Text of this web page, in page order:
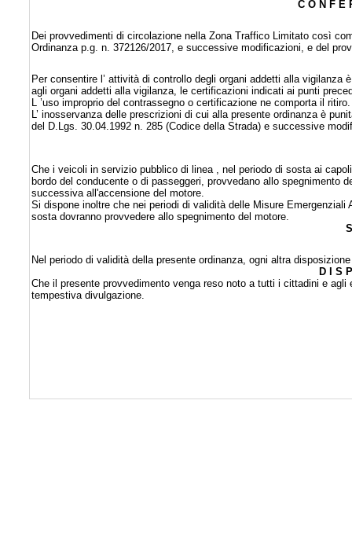
C O N F E
Dei provvedimenti di circolazione nella Zona Traffico Limitato così
Ordinanza p.g. n. 372126/2017, e successive modificazioni, e del
Per consentire l’ attività di controllo degli organi addetti alla
agli organi addetti alla vigilanza, le certificazioni indicati ai punti
L ’uso improprio del contrassegno o certificazione ne comporta il ritiro.
L’ inosservanza delle prescrizioni di cui alla presente ordinanza è
del D.Lgs. 30.04.1992 n. 285 (Codice della Strada) e successive
Che i veicoli in servizio pubblico di linea , nel periodo di sosta ai
bordo del conducente o di passeggeri, provvedano allo spegnimento
successiva all'accensione del motore.
Si dispone inoltre che nei periodi di validità delle Misure
sosta dovranno provvedere allo spegnimento del motore.
Nel periodo di validità della presente ordinanza, ogni altra
D I S
Che il presente provvedimento venga reso noto a tutti i cittadini e
tempestiva divulgazione.